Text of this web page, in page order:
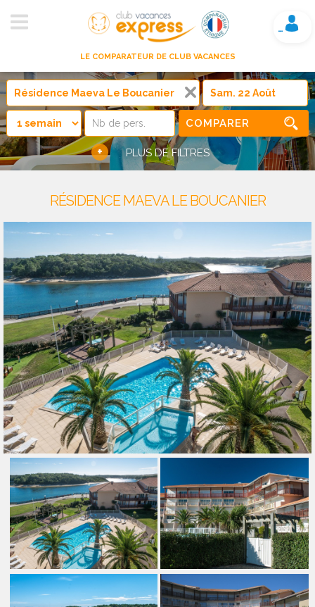
LE COMPARATEUR DE CLUB VACANCES
Mon compte
COMPARER
+ PLUS DE FILTRES
RÉSIDENCE MAEVA LE BOUCANIER